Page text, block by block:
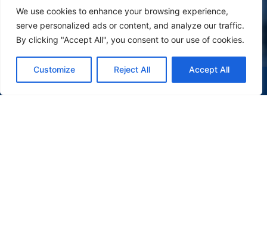
We use cookies to enhance your browsing experience,
serve personalized ads or content, and analyze our traffic.
By clicking "Accept All", you consent to our use of cookies.
Customize Reject All Accept All
(47) 9 9977-7630